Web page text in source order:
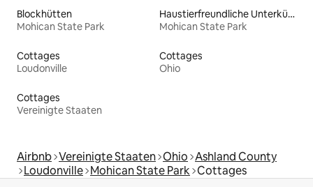
Blockhütten
Mohican State Park
Haustierfreundliche Unterkünfte
Mohican State Park
Cottages
Loudonville
Cottages
Ohio
Cottages
Vereinigte Staaten
Airbnb Vereinigte Staaten Ohio Ashland County
Loudonville Mohican State Park Cottages